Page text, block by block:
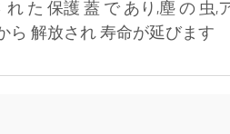
た 保護 蓋 で あり,塵 の 虫,
ら 解放され 寿命が延びます